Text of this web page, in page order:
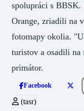
spolupráci s
Orange, zriadili na
fotomapy okolia.
turistov a osadili na
primátor.
Facebook
(tasr)